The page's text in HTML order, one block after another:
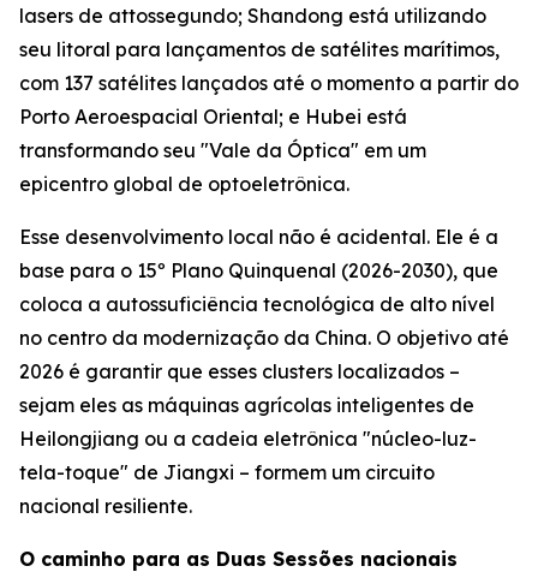
lasers de attossegundo; Shandong está utilizando
seu litoral para lançamentos de satélites marítimos,
com 137 satélites lançados até o momento a partir do
Porto Aeroespacial Oriental; e Hubei está
transformando seu "Vale da Óptica" em um
epicentro global de optoeletrônica.
Esse desenvolvimento local não é acidental. Ele é a
base para o 15º Plano Quinquenal (2026-2030), que
coloca a autossuficiência tecnológica de alto nível
no centro da modernização da China. O objetivo até
2026 é garantir que esses clusters localizados –
sejam eles as máquinas agrícolas inteligentes de
Heilongjiang ou a cadeia eletrônica "núcleo-luz-
tela-toque" de Jiangxi – formem um circuito
nacional resiliente.
O caminho para as Duas Sessões nacionais